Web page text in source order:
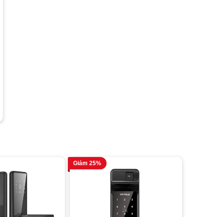
lực tác động lên mặt ngoài
của khóa
- Chức năng tự động khóa
sau kgi khóa đã được mở
nhưng cửa vẫn đang ở vị trí
Giảm 25%